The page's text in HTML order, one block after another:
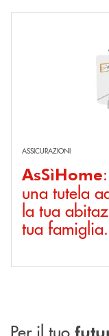
ASSICURAZIONI
AsSìHome
una tutela
la tua
tua famiglia.
Per il tuo